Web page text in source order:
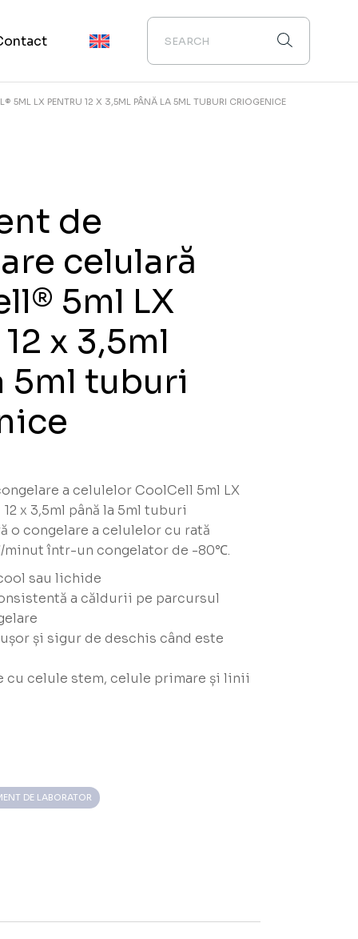
5ML LX PENTRU 12 X 3,5ML PÂNĂ LA 5ML TUBURI CRIOGENICE
de
celulară
5ml LX
x 3,5ml
5ml tuburi
a celulelor CoolCell 5ml LX
x 3,5ml până la 5ml tuburi
o congelare a celulelor cu rată
într-un congelator de -80℃.
sau lichide
a căldurii pe parcursul
și sigur de deschis când este
cu celule stem, celule primare și linii
DE LABORATOR